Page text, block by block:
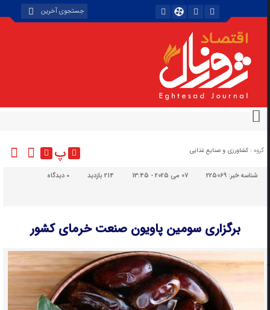
گروه : کشاورزی و صنایع غذایی پ
شناسه خبر:225069 07 می 2025 - 13:45 214 بازدید دیدگاه
برگزاری سومین پاویون صنعت خرمای کشور